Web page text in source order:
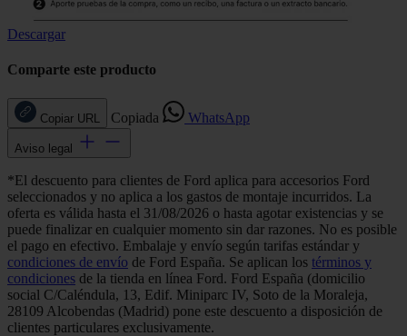
Descargar
Comparte este producto
Copiar URL Copiada WhatsApp
Aviso legal
*El descuento para clientes de Ford aplica para accesorios Ford
seleccionados y no aplica a los gastos de montaje incurridos. La
oferta es válida hasta el 31/08/2026 o hasta agotar existencias y se
puede finalizar en cualquier momento sin dar razones. No es posible
el pago en efectivo. Embalaje y envío según tarifas estándar y
condiciones de envío de Ford España. Se aplican los términos y
condiciones de la tienda en línea Ford. Ford España (domicilio
social C/Caléndula, 13, Edif. Miniparc IV, Soto de la Moraleja,
28109 Alcobendas (Madrid) pone este descuento a disposición de
clientes particulares exclusivamente.